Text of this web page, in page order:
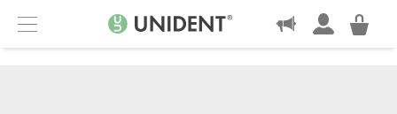
Menu
KONTAKT